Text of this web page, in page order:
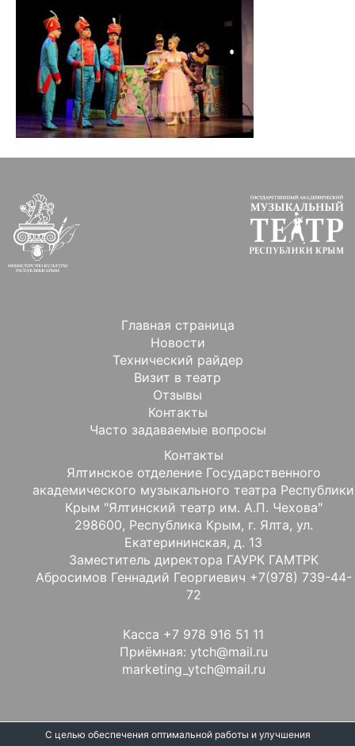
Главная страница
Новости
Технический райдер
Визит в театр
Отзывы
Контакты
Часто задаваемые вопросы
Контакты
Ялтинское отделение Государственного
академического музыкального театра Республики
Крым "Ялтинский театр им. А.П. Чехова"
298600, Республика Крым, г. Ялта, ул.
Екатерининская, д. 13
Заместитель директора ГАУРК ГАМТРК
Абросимов Геннадий Георгиевич +7(978) 739-44-
72
Касса +7 978 916 51 11
Приёмная: ytch@mail.ru
marketing_ytch@mail.ru
С целью обеспечения оптимальной работы и улучшения